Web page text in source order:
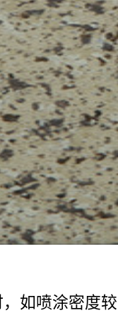
如喷涂密度